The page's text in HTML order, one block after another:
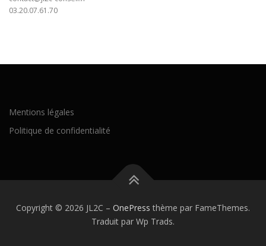
03.20.07.61.70
Mentions légales
Politique de confidentialité
Copyright © 2026 JL2C – OnePress thème par FameThemes.
Traduit par Wp Trads.